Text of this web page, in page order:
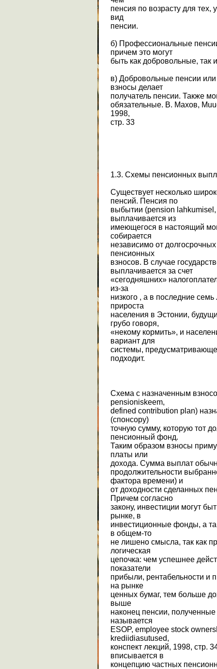
пенсия по возрасту для тех,
вид
пенсии.
б) Профессиональные
причем это могут
быть как добровольные, так
в) Добровольные пенсии
взносы делает
получатель пенсии. Также
обязательные. В. Махов,
1998,
стр. 33
1.3. Схемы пенсионных
Существует несколько
пенсий. Пенсия по
выбытии (pension
выплачивается из
имеющегося в настоящий
собирается
независимо от
пенсионных
взносов. В случае
выплачивается за счет
«сегодняшних»
из-за
низкого , а в последние
прироста
населения в Эстонии,
грубо говоря,
«некому кормить», и
вариант для
системы,
подходит.
Схема с назначенным
pensioniskeem,
defined contribution plan)
(спонсору)
точную сумму, которую тот
пенсионный фонд.
Таким образом взносы
платы или
дохода. Сумма выплат
продолжительности
фактора времени) и
от доходности сделанных
Причем согласно
закону, инвестиции могут
рынке, в
инвестиционные фонды, а
в общем-то
не лишено смысла, так как
логическая
цепочка: чем успешнее
показатели
прибыли, рентабельности и
на рынке
ценных бумаг, тем больше
выше
наконец пенсии,
называется
ESOP, employee stock
krediidiasutused,
конспект лекций, 1998, стр.
вписывается в
концепцию частных